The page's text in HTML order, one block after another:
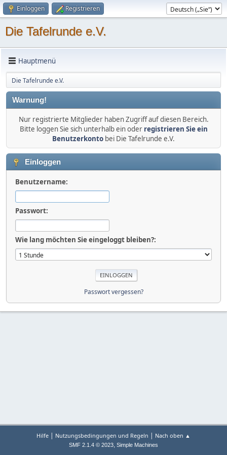
Einloggen Registrieren
Die Tafelrunde e.V.
Hauptmenü
Die Tafelrunde e.V.
Warnung!
Nur registrierte Mitglieder haben Zugriff auf diesen Bereich.
Bitte loggen Sie sich unterhalb ein oder registrieren Sie ein
Benutzerkonto bei Die Tafelrunde e.V.
Einloggen
Benutzername:
Passwort:
Wie lang möchten Sie eingeloggt bleiben?:
Passwort vergessen?
Hilfe | Nutzungsbedingungen und Regeln | Nach oben ▲
SMF 2.1.4 © 2023, Simple Machines